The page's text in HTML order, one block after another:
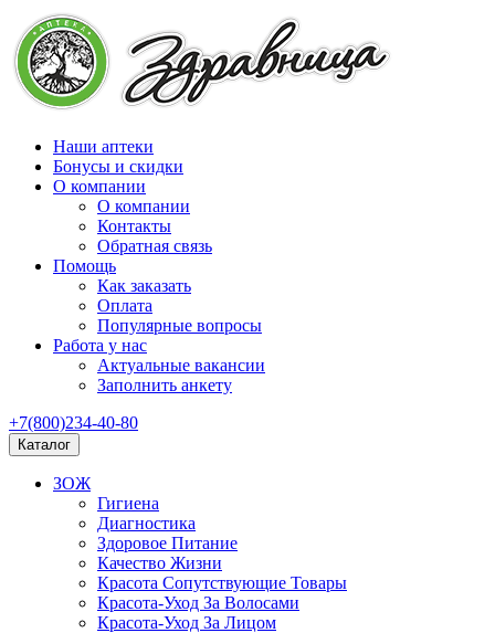
Наши аптеки
Бонусы и скидки
О компании
О компании
Контакты
Обратная связь
Помощь
Как заказать
Оплата
Популярные вопросы
Работа у нас
Актуальные вакансии
Заполнить анкету
+7(800)234-40-80
Каталог
ЗОЖ
Гигиена
Диагностика
Здоровое Питание
Качество Жизни
Красота Сопутствующие Товары
Красота-Уход За Волосами
Красота-Уход За Лицом